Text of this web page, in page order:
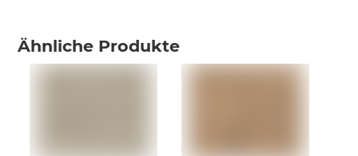
Ähnliche Produkte